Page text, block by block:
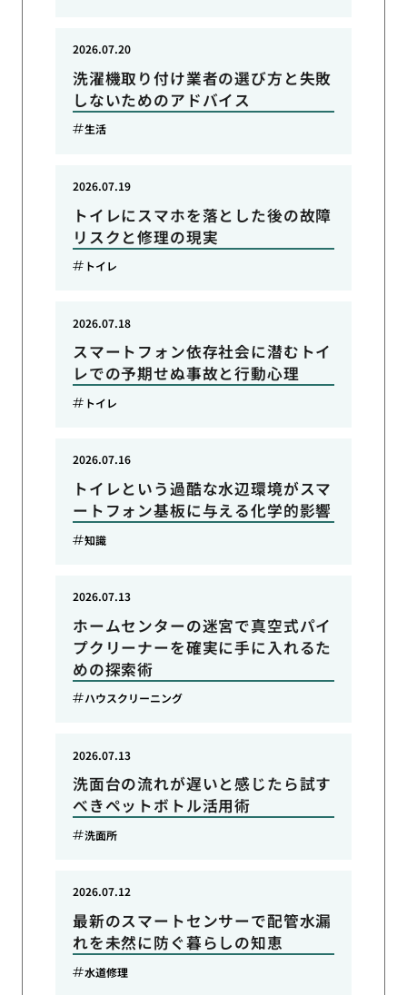
洗濯機取り付け業者の選び方と失敗
しないためのアドバイス
2026.07.20
生活
トイレにスマホを落とした後の故障
リスクと修理の現実
2026.07.19
トイレ
スマートフォン依存社会に潜むトイ
レでの予期せぬ事故と行動心理
2026.07.18
トイレ
トイレという過酷な水辺環境がスマ
ートフォン基板に与える化学的影響
2026.07.16
知識
ホームセンターの迷宮で真空式パイ
プクリーナーを確実に手に入れるた
めの探索術
2026.07.13
ハウスクリーニング
洗面台の流れが遅いと感じたら試す
べきペットボトル活用術
2026.07.13
洗面所
最新のスマートセンサーで配管水漏
れを未然に防ぐ暮らしの知恵
2026.07.12
水道修理